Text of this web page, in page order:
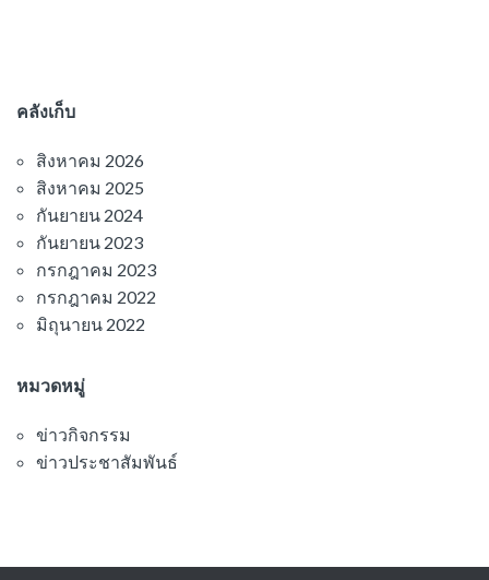
คลังเก็บ
สิงหาคม 2026
สิงหาคม 2025
กันยายน 2024
กันยายน 2023
กรกฎาคม 2023
กรกฎาคม 2022
มิถุนายน 2022
หมวดหมู่
ข่าวกิจกรรม
ข่าวประชาสัมพันธ์